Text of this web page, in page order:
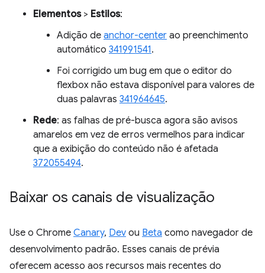
Elementos> Estilos:
Adição de anchor-center ao preenchimento
automático 341991541.
Foi corrigido um bug em que o editor do
flexbox não estava disponível para valores de
duas palavras 341964645.
Rede: as falhas de pré-busca agora são avisos
amarelos em vez de erros vermelhos para indicar
que a exibição do conteúdo não é afetada
372055494.
Baixar os canais de visualização
Use o Chrome Canary, Dev ou Beta como navegador de
desenvolvimento padrão. Esses canais de prévia
oferecem acesso aos recursos mais recentes do